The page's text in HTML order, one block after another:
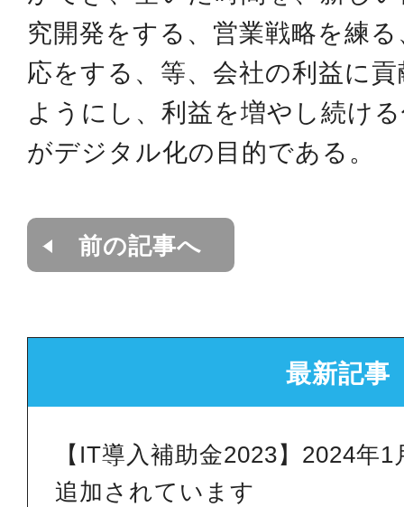
究開発をする、営業戦略を練
応をする、等、会社の利益に
ようにし、利益を増やし続け
がデジタル化の目的である。
前の記事へ
最新記事
【IT導入補助金2023】2024年
追加されています